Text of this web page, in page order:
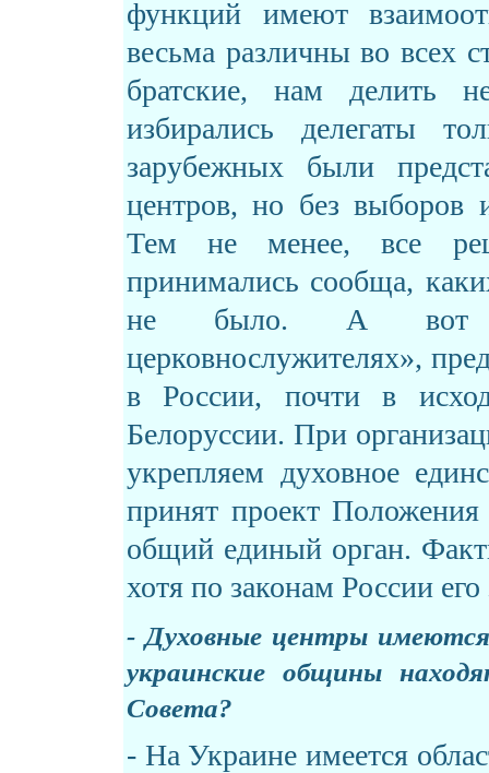
функций имеют
весьма различны во всех
братские, нам делить
избирались делегаты
зарубежных были
центров, но без выборов
Тем не менее, все
принимались сообща,
не было. А вот
церковнослужителях»,
в России, почти в
Белоруссии. При
укрепляем духовное
принят проект
общий единый орган.
хотя по законам России
- Духовные центры имеются
украинские общины
Совета?
- На Украине имеется